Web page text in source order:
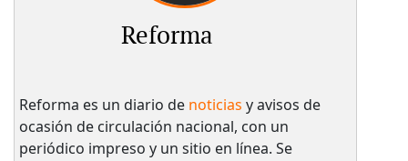
Reforma
Reforma es un diario de noticias y avisos de
ocasión de circulación nacional, con un
periódico impreso y un sitio en línea. Se